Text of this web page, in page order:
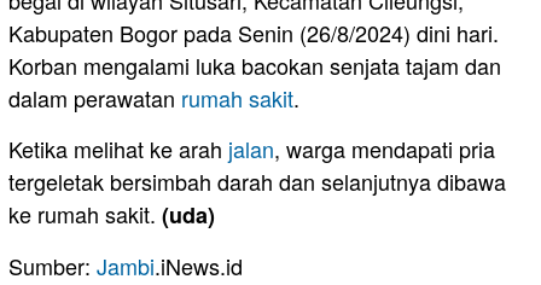
Kabupaten Bogor pada Senin (26/8/2024) dini hari.
Korban mengalami luka bacokan senjata tajam dan
dalam perawatan rumah sakit.
Ketika melihat ke arah jalan, warga mendapati pria
tergeletak bersimbah darah dan selanjutnya dibawa
ke rumah sakit. (uda)
Sumber: Jambi.iNews.id